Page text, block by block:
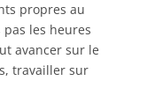
propres au
les heures
avancer sur le
travailler sur